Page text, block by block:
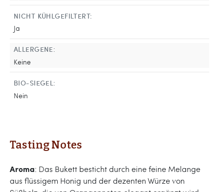
NICHT KÜHLGEFILTERT:
Ja
ALLERGENE:
Keine
BIO-SIEGEL:
Nein
Tasting Notes
Aroma: Das Bukett besticht durch eine feine Melange
aus flüssigem Honig und der dezenten Würze von